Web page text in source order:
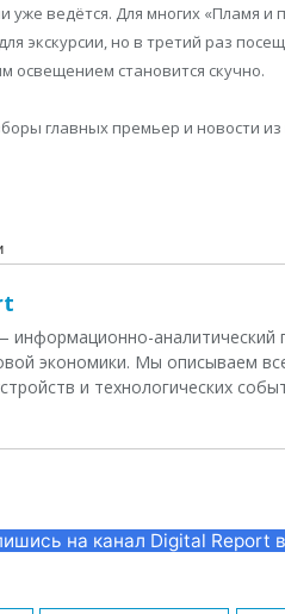
уже ведётся. Для многих «Пламя и
экскурсии, но в третий раз
освещением становится скучно.
главных премьер и новости
информационно-аналитический
экономики. Мы описываем
и технологических
на канал Digital Report